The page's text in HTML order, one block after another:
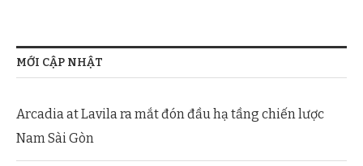
MỚI CẬP NHẬT
Arcadia at Lavila ra mắt đón đầu hạ tầng chiến lược
Nam Sài Gòn